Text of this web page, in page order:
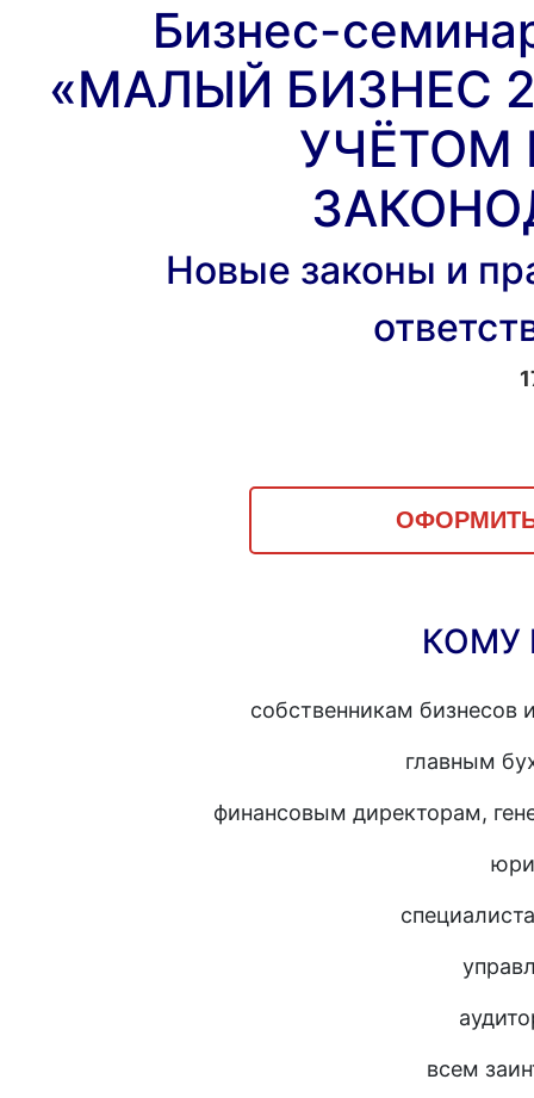
Бизнес-
«МАЛЫЙ БИЗНЕС
УЧЁТОМ
Новые законы и
КОМУ
собственникам
главным
финансовым директорам,
всем